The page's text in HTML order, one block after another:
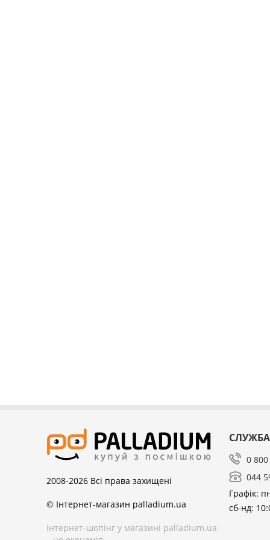
2008-2026 Всі права захищені
© Інтернет-магазин palladium.ua
Інтернет-шопінг у магазині palladium.ua
0
044
Графік:
сб-нд: